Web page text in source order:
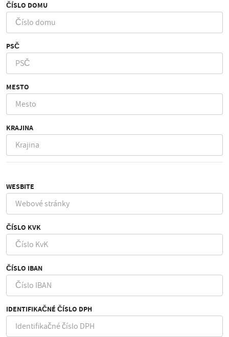
ČÍSLO DOMU
PSČ
MESTO
KRAJINA
WESBITE
ČÍSLO KVK
ČÍSLO IBAN
IDENTIFIKAČNÉ ČÍSLO DPH